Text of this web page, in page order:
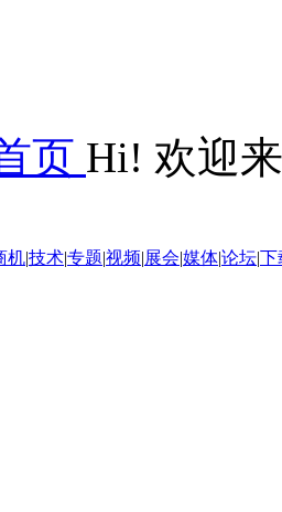
页 Hi! 欢迎
机|技术|专题|视频|展会|媒体|论坛|下